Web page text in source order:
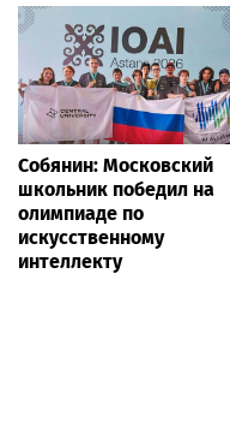
Собянин: Московский
школьник победил на
олимпиаде по
искусственному
интеллекту